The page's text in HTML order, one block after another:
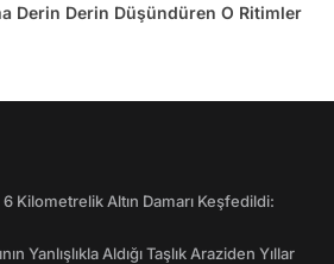
Derin Derin Düşündüren O Ritimler
Kilometrelik Altın Damarı Keşfedildi:
Yanlışlıkla Aldığı Taşlık Araziden Yıllar